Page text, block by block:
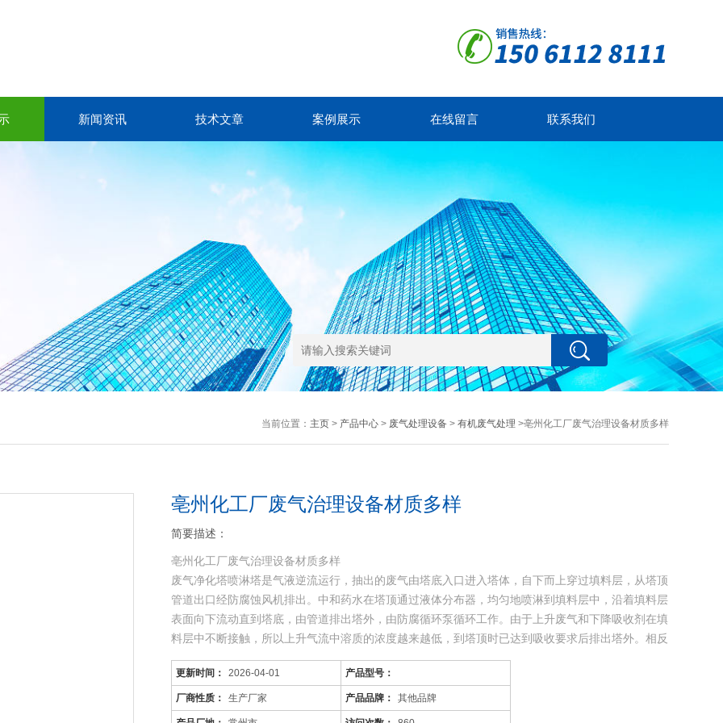
新闻资讯 技术文章 案例展示 在线留言 联系我们
当前位置： 主页> 产品中心> 废气处理设备> 有机废气处理 >亳州化工厂废气治理设备材质多样
亳州化工厂废气治理设备材质多样
简要描述：
亳州化工厂废气治理设备材质多样
废气净化塔喷淋塔是气液逆流运行，抽出的废气由塔底入口进入塔体，自下而上穿过填料层，从塔顶
管道出口经防腐蚀风机排出。中和药水在塔顶通过液体分布器，均匀地喷淋到填料层中，沿着填料层
表面向下流动直到塔底，由管道排出塔外，由防腐循环泵循环工作。由于上升废气和下降吸收剂在填
料层中不断接触，所以上升气流中溶质的浓度越来越低，到塔顶时已达到吸收要求后排出塔外。相反
下降液体中的
更新时间： 2026-04-01 产品型号：
厂商性质： 生产厂家 产品品牌： 其他品牌